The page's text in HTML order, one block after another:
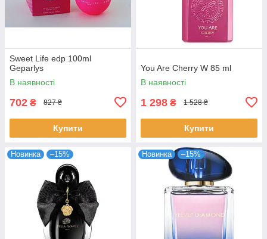
Sweet Life edp 100ml
Geparlys
В наявності
702 ₴ 827 ₴
Купити
You Are Cherry W 85 ml
В наявності
1 298 ₴ 1 528 ₴
Купити
Новинка –15% Новинка –15%